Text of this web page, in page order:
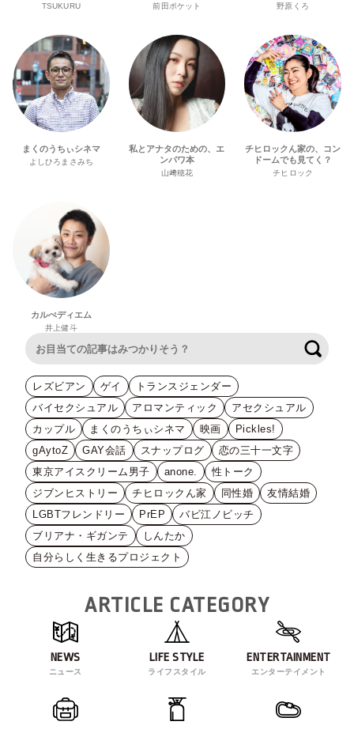
TSUKURU 前田ポケット 野原くろ
まくのうちぃシネマ
よしひろまさみち
私とアナタのための、エ
ンパワ本
山﨑穂花
チヒロックん家の、コン
ドームでも見てく？
チヒロック
カルぺディエム
井上健斗
レズビアン ゲイ
トランスジェンダー
バイセクシュアル
アロマンティック
アセクシュアル
カップル
まくのうちぃシネマ 映画
Pickles!
gAytoZ
GAY会話 スナップログ
恋の三十一文字
東京アイスクリーム男子
anone.
性トーク
ジブンヒストリー
チヒロックん家 同性婚
友情結婚
LGBTフレンドリー
PrEP
バビ江ノビッチ
ブリアナ・ギガンテ
しんたか
自分らしく生きるプロジェクト
ARTICLE CATEGORY
NEWS
ニュース
LIFE STYLE
ライフスタイル
ENTERTAINMENT
エンターテイメント